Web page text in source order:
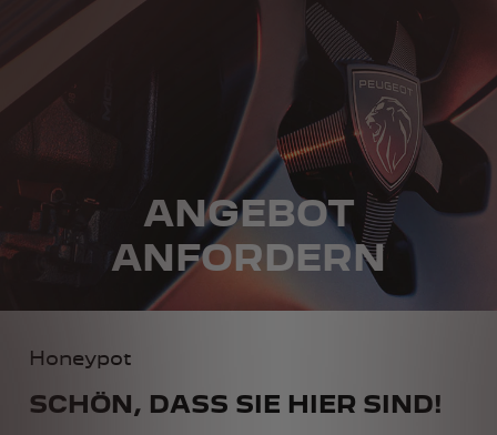
ANGEBOT
ANFORDERN